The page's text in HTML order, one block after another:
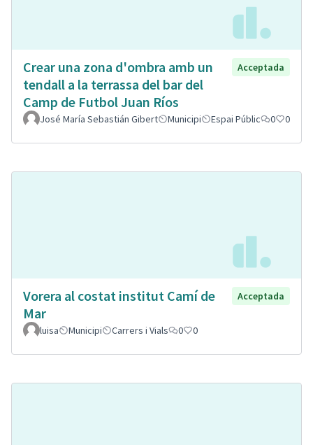
Crear una zona d'ombra amb un
tendall a la terrassa del bar del
Camp de Futbol Juan Ríos
Acceptada
José María Sebastián Gibert Municipi Espai Públic 0 0
Vorera al costat institut Camí de
Mar
Acceptada
luisa Municipi Carrers i Vials 0 0